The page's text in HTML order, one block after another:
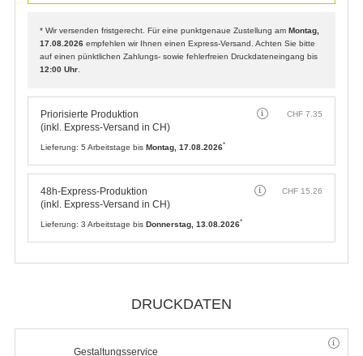
* Wir versenden fristgerecht. Für eine punktgenaue Zustellung am Montag,
17.08.2026 empfehlen wir Ihnen einen Express-Versand. Achten Sie bitte
auf einen pünktlichen Zahlungs- sowie fehlerfreien Druckdateneingang bis
12:00 Uhr
Priorisierte Produktion
(inkl. Express-Versand in CH)
CHF 7.35
Lieferung: 5 Arbeitstage bis Montag, 17.08.2026*
48h-Express-Produktion
(inkl. Express-Versand in CH)
CHF 15.26
Lieferung: 3 Arbeitstage bis Donnerstag, 13.08.2026*
DRUCKDATEN
Gestaltungsservice